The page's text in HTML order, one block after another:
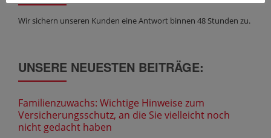
Wir sichern unseren Kunden eine Antwort binnen 48 Stunden zu.
UNSERE NEUESTEN BEITRÄGE:
Familienzuwachs: Wichtige Hinweise zum
Versicherungsschutz, an die Sie vielleicht noch
nicht gedacht haben